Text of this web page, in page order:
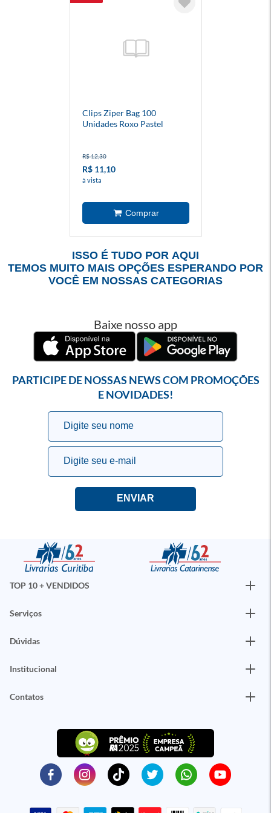
Clips Ziper Bag 100
Unidades Roxo Pastel
R$ 12,30
R$ 11,10
à vista
ISSO É TUDO POR AQUI
TEMOS MUITO MAIS OPÇÕES ESPERANDO POR
VOCÊ EM NOSSAS CATEGORIAS
Baixe nosso app
PARTICIPE DE NOSSAS NEWS COM PROMOÇÕES
E NOVIDADES!
TOP 10 + VENDIDOS
Serviços
Dúvidas
Institucional
Contatos